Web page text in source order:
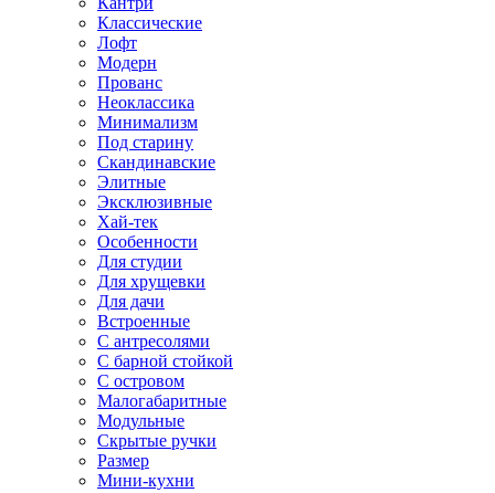
Классические
Лофт
Модерн
Прованс
Неоклассика
Минимализм
Под старину
Скандинавские
Элитные
Эксклюзивные
Хай-тек
Особенности
Для студии
Для хрущевки
Для дачи
Встроенные
С антресолями
С барной стойкой
С островом
Малогабаритные
Модульные
Скрытые ручки
Размер
Мини-кухни